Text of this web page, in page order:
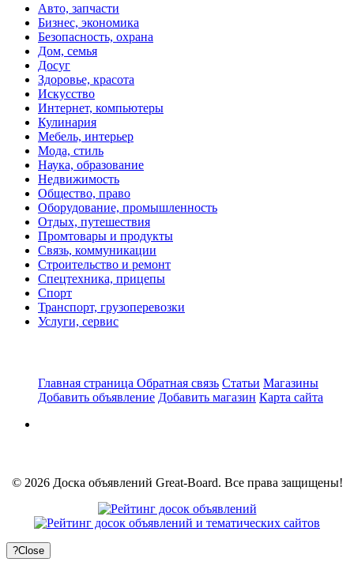
Авто, запчасти
Бизнес, экономика
Безопасность, охрана
Дом, семья
Досуг
Здоровье, красота
Искусство
Интернет, компьютеры
Кулинария
Мебель, интерьер
Мода, стиль
Наука, образование
Недвижимость
Общество, право
Оборудование, промышленность
Отдых, путешествия
Промтовары и продукты
Связь, коммуникации
Строительство и ремонт
Спецтехника, прицепы
Спорт
Транспорт, грузоперевозки
Услуги, сервис
Главная страница Обратная связь Статьи Магазины
Добавить объявление Добавить магазин Карта сайта
© 2026 Доска объявлений Great-Board. Все права защищены!
?Close